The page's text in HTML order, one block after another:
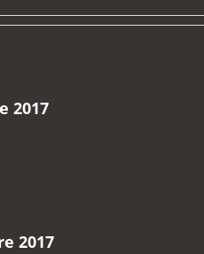
2017
2017